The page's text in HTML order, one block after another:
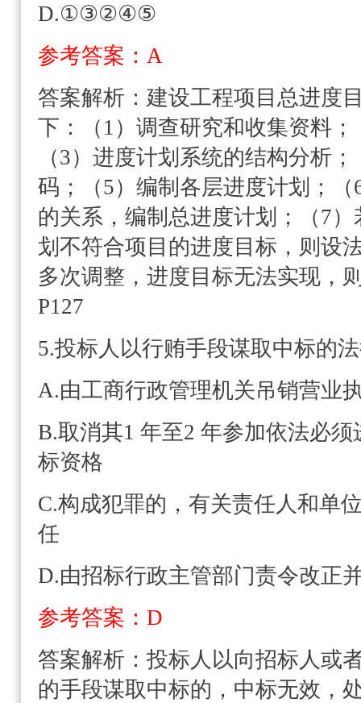
D.①③②④⑤
参考答案：A
答案解析： 建设工程项目总进度
下：（1）调查研究和收集资料
（3）进度计划系统的结构分析
码；（5）编制各层进度计划；
的关系，编制总进度计划；（7
划不符合项目的进度目标，则设
多次调整，进度目标无法实现，
P127
5.投标人以行贿手段谋取中标的
A.由工商行政管理机关吊销营业
B.取消其1 年至2 年参加依法必
标资格
C.构成犯罪的，有关责任人和单
任
D.由招标行政主管部门责令改正
参考答案：D
答案解析： 投标人以向招标人或
的手段谋取中标的，中标无效，